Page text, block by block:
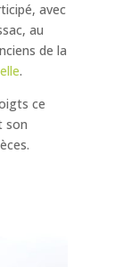
avec
au
de la
.
ce
son